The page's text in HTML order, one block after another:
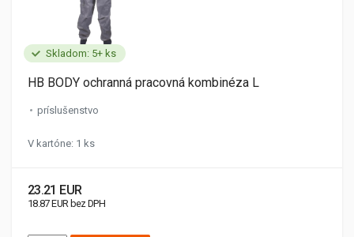
Skladom: 5+ ks
HB BODY ochranná pracovná kombinéza L
príslušenstvo
V kartóne: 1 ks
23.21 EUR
18.87 EUR bez DPH